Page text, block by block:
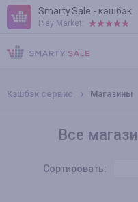
Smarty.Sale - кэшбэк
Play Market:
ПРАВИЛА
ПЛАГИНЫ
Кэшбэк сервис Магазины
Все
Сортировать: